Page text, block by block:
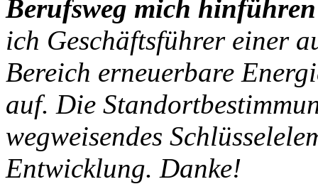
Berufsweg mich
ich Geschäftsführer einer
Bereich erneuerbare
auf. Die
wegweisendes
Entwicklung. Danke!